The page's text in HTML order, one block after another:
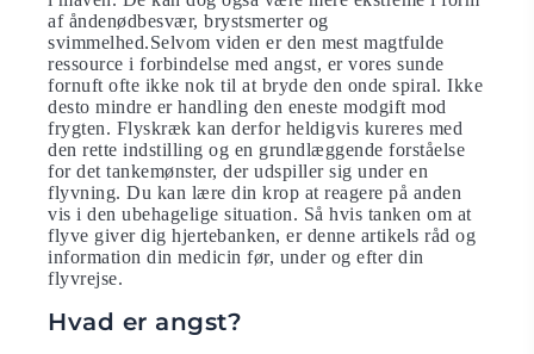
af åndenødbesvær, brystsmerter og
svimmelhed.Selvom viden er den mest magtfulde
ressource i forbindelse med angst, er vores sunde
fornuft ofte ikke nok til at bryde den onde spiral. Ikke
desto mindre er handling den eneste modgift mod
frygten. Flyskræk kan derfor heldigvis kureres med
den rette indstilling og en grundlæggende forståelse
for det tankemønster, der udspiller sig under en
flyvning. Du kan lære din krop at reagere på anden
vis i den ubehagelige situation. Så hvis tanken om at
flyve giver dig hjertebanken, er denne artikels råd og
information din medicin før, under og efter din
flyvrejse.
Hvad er angst?